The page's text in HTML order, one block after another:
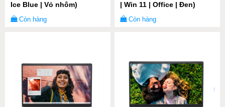
Ice Blue | Vỏ nhôm)
Còn hàng
| Win 11 | Office | Đen)
Còn hàng